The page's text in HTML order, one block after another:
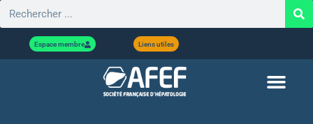
Espace membre Liens utiles